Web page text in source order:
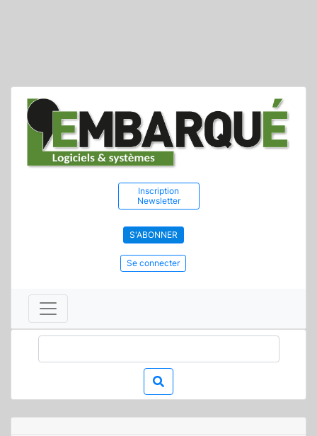
Inscription
Newsletter
S'ABONNER
Se connecter